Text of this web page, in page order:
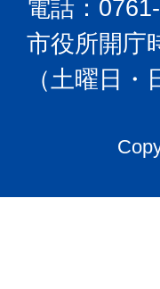
電話：
市役所開庁
（土曜日